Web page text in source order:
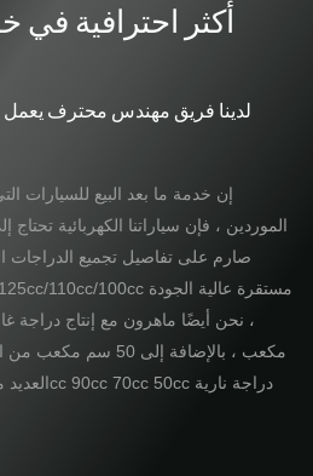
أكثر احترافية في
لدينا فريق مهندس محترف
إن خدمة ما بعد البيع للسيارات
الموردين ، فإن سياراتنا الكهربائية تحتاج
صارم على تفاصيل تجميع الدراجات
مكعب ، بالإضافة إلى 50 سم مكعب من الغاز.